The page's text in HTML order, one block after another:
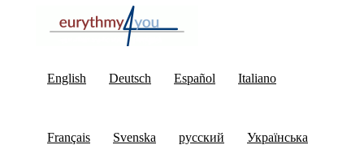
English Deutsch Español Italiano
Français Svenska русский Українська